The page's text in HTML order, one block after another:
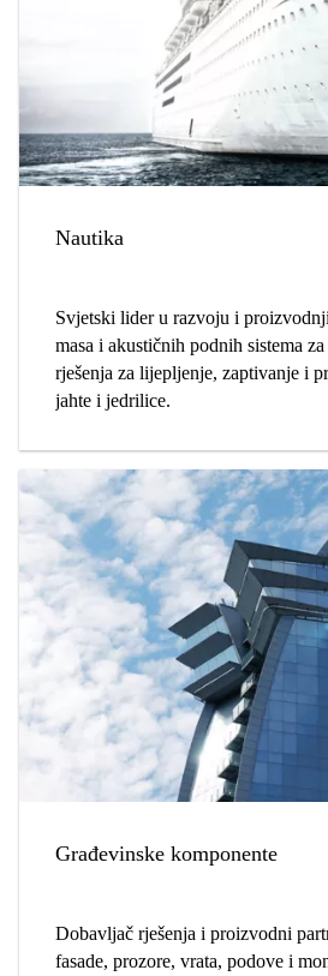
Nautika
Svjetski lider u razvoju i
masa i akustičnih podnih sistema
rješenja za lijepljenje, zaptivanje i
jahte i jedrilice.
Građevinske komponente
Dobavljač rješenja i proizvodni
fasade, prozore, vrata, podove i